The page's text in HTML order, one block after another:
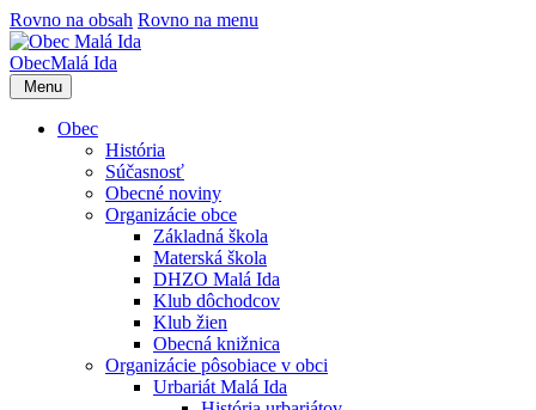
Rovno na obsah Rovno na menu
ObecMalá Ida
Menu
Obec
História
Súčasnosť
Obecné noviny
Organizácie obce
Základná škola
Materská škola
DHZO Malá Ida
Klub dôchodcov
Klub žien
Obecná knižnica
Organizácie pôsobiace v obci
Urbariát Malá Ida